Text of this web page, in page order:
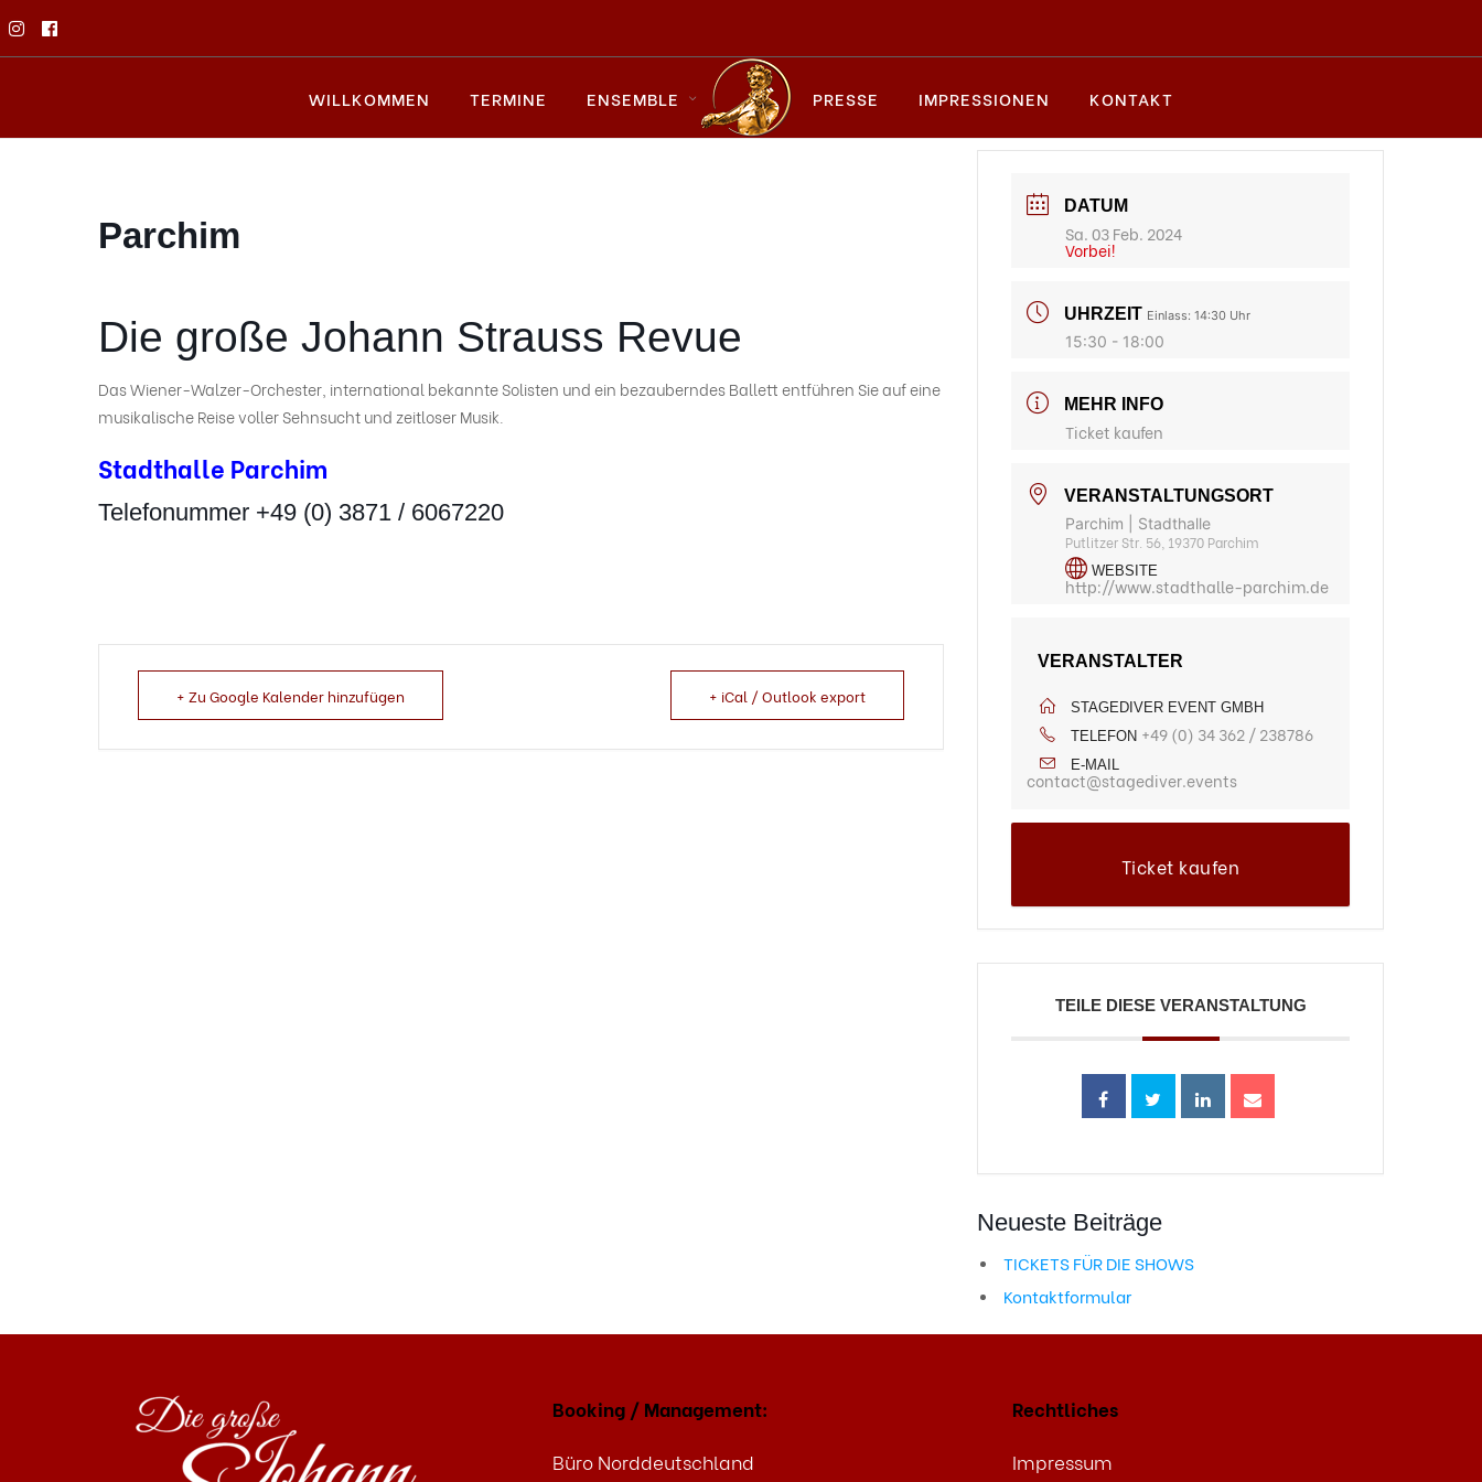
WILLKOMMEN TERMINE ENSEMBLE PRESSE IMPRESSIONEN KONTAKT
Parchim
Die große Johann Strauss Revue
Das Wiener-Walzer-Orchester, international bekannte Solisten und ein bezauberndes Ballett entführen Sie auf eine
musikalische Reise voller Sehnsucht und zeitloser Musik.
Stadthalle Parchim
Telefonummer +49 (0) 3871 / 6067220
+ Zu Google Kalender hinzufügen + iCal / Outlook export
DATUM
Sa. 03 Feb. 2024
Vorbei!
UHRZEIT Einlass: 14:30 Uhr
15:30 - 18:00
MEHR INFO
Ticket kaufen
VERANSTALTUNGSORT
Parchim | Stadthalle
Putlitzer Str. 56, 19370 Parchim
WEBSITE
http://www.stadthalle-parchim.de
VERANSTALTER
STAGEDIVER EVENT GMBH
TELEFON +49 (0) 34 362 / 238786
E-MAIL
contact@stagediver.events
Ticket kaufen
TEILE DIESE VERANSTALTUNG
Neueste Beiträge
TICKETS FÜR DIE SHOWS
Kontaktformular
Booking / Management:
Büro Norddeutschland
Rechtliches
Impressum